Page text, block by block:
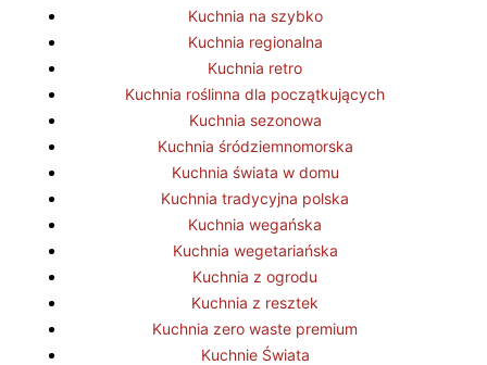
Kuchnia na szybko
Kuchnia regionalna
Kuchnia retro
Kuchnia roślinna dla początkujących
Kuchnia sezonowa
Kuchnia śródziemnomorska
Kuchnia świata w domu
Kuchnia tradycyjna polska
Kuchnia wegańska
Kuchnia wegetariańska
Kuchnia z ogrodu
Kuchnia z resztek
Kuchnia zero waste premium
Kuchnie Świata